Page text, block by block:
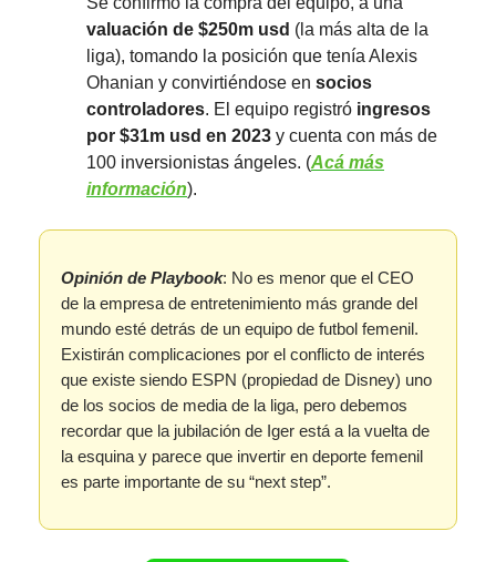
valuación de $250m usd (la más alta de la
liga), tomando la posición que tenía Alexis
Ohanian y convirtiéndose en socios
controladores. El equipo registró ingresos
por $31m usd en 2023 y cuenta con más de
100 inversionistas ángeles. (Acá más
información).
Opinión de Playbook: No es menor que el CEO
de la empresa de entretenimiento más grande del
mundo esté detrás de un equipo de futbol femenil.
Existirán complicaciones por el conflicto de interés
que existe siendo ESPN (propiedad de Disney) uno
de los socios de media de la liga, pero debemos
recordar que la jubilación de Iger está a la vuelta de
la esquina y parece que invertir en deporte femenil
es parte importante de su “next step”.